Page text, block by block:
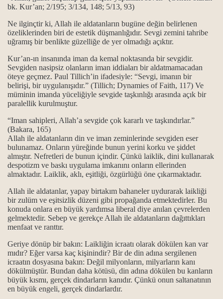
bk. Kur’an; 2/195; 3/134, 148; 5/13, 93)
Ne ilginçtir ki, Allah ile aldatanların bugüne değin belirlenen
özeliklerinden biri de estetik düşmanlığıdır. Sevgi zemini tahribe
uğramış bir benlikte güzelliğe de yer olmadığı açıktır.
Kur’an-ın insanında iman da kemal noktasında bir sevgidir.
Sevgiden nasipsiz olanların iman iddiaları bir aldatmamacadan
öteye geçmez. Paul Tillich’in ifadesiyle: “Sevgi, imanın bir
belirişi, bir uygulanışıdır.” (Tillich; Dynamies of Faith, 117) Ve
müminin imanda yüceliğiyle sevgide taşkınlığı arasında açık bir
paralellik kurulmuştur.
“Iman sahipleri, Allah’a sevgide çok kararlı ve taşkındırlar.”
(Bakara, 165)
Allah ile aldatanların din ve iman zeminlerinde sevgiden eser
bulunamaz. Onların yüreğinde bunun yerini korku ve şiddet
almıştır. Nefretleri de bunun içindir. Çünkü laiklik, dini kullanarak
despotizm ve baskı uygulama imkanını onların ellerinden
almaktadır. Laiklik, aklı, eşitliği, özgürlüğü öne çıkarmaktadır.
Allah ile aldatanlar, yapay birtakım bahaneler uydurarak laikliği
bir zulüm ve eşitsizlik düzeni gibi propağanda etmektedirler. Bu
konuda onlara en büyük yardımsa liberal diye anılan çevrelerden
gelmektedir. Sebep ve gerekçe Allah ile aldatanların dağıttıkları
menfaat ve ranttır.
Geriye dönüp bir bakın: Laikliğin icraatı olarak dökülen kan var
mıdır? Eğer varsa kaç kişinindir? Bir de din adına sergilenen
icraatın dosyasına bakın: Değil milyonların, milyarların kanı
dökülmüştür. Bundan daha kötüsü, din adına dökülen bu kanların
büyük kısmı, gerçek dindarların kanıdır. Çünkü onun saltanatının
en büyük engeli, gerçek dindarlardır.
kapısıdır...
ve Şahı Merdan Ali.